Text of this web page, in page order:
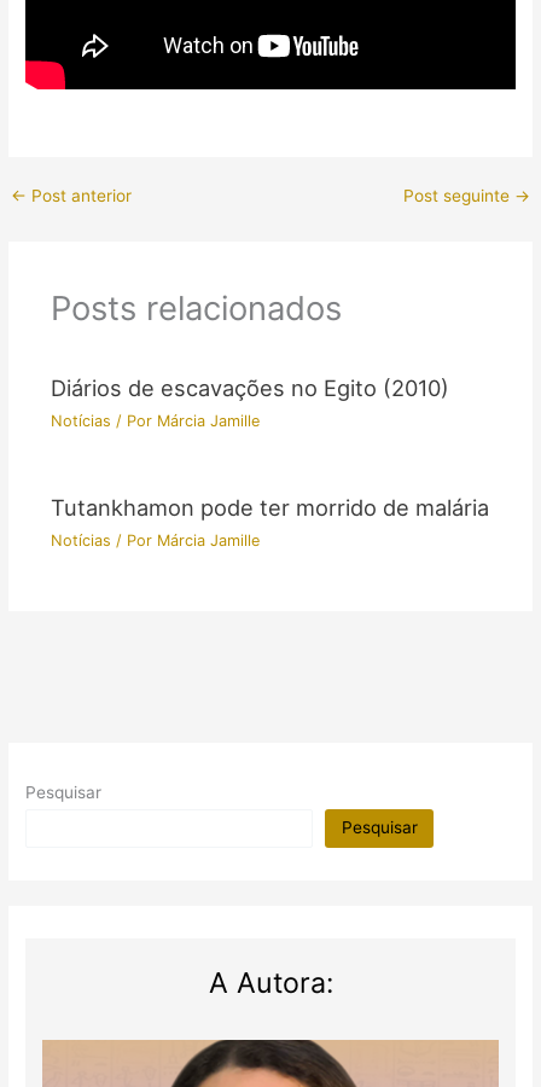
← Post anterior Post seguinte →
Posts relacionados
Diários de escavações no Egito (2010)
Notícias / Por Márcia Jamille
Tutankhamon pode ter morrido de malária
Notícias / Por Márcia Jamille
Pesquisar
Pesquisar
A Autora: